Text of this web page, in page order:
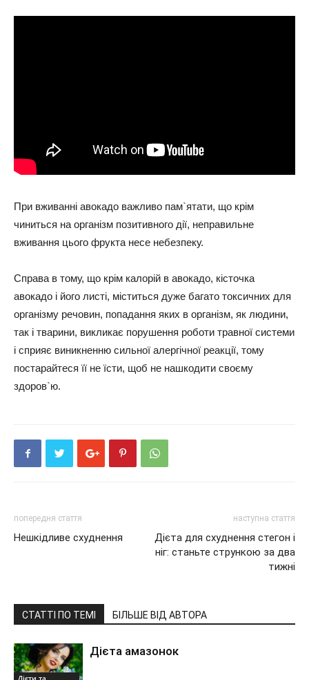
При вживанні авокадо важливо пам`ятати, що крім
чиниться на організм позитивного дії, неправильне
вживання цього фрукта несе небезпеку.
Справа в тому, що крім калорій в авокадо, кісточка
авокадо і його листі, міститься дуже багато токсичних для
організму речовин, попадання яких в організм, як людини,
так і тварини, викликає порушення роботи травної системи
і сприяє виникненню сильної алергічної реакції, тому
постарайтеся її не їсти, щоб не нашкодити своєму
здоров`ю.
попередня стаття
Нешкідливе схуднення
наступна стаття
Дієта для схуднення стегон і
ніг: станьте стрункою за два
тижні
СТАТТІ ПО ТЕМІ БІЛЬШЕ ВІД АВТОРА
Дієти та
Дієта амазонок